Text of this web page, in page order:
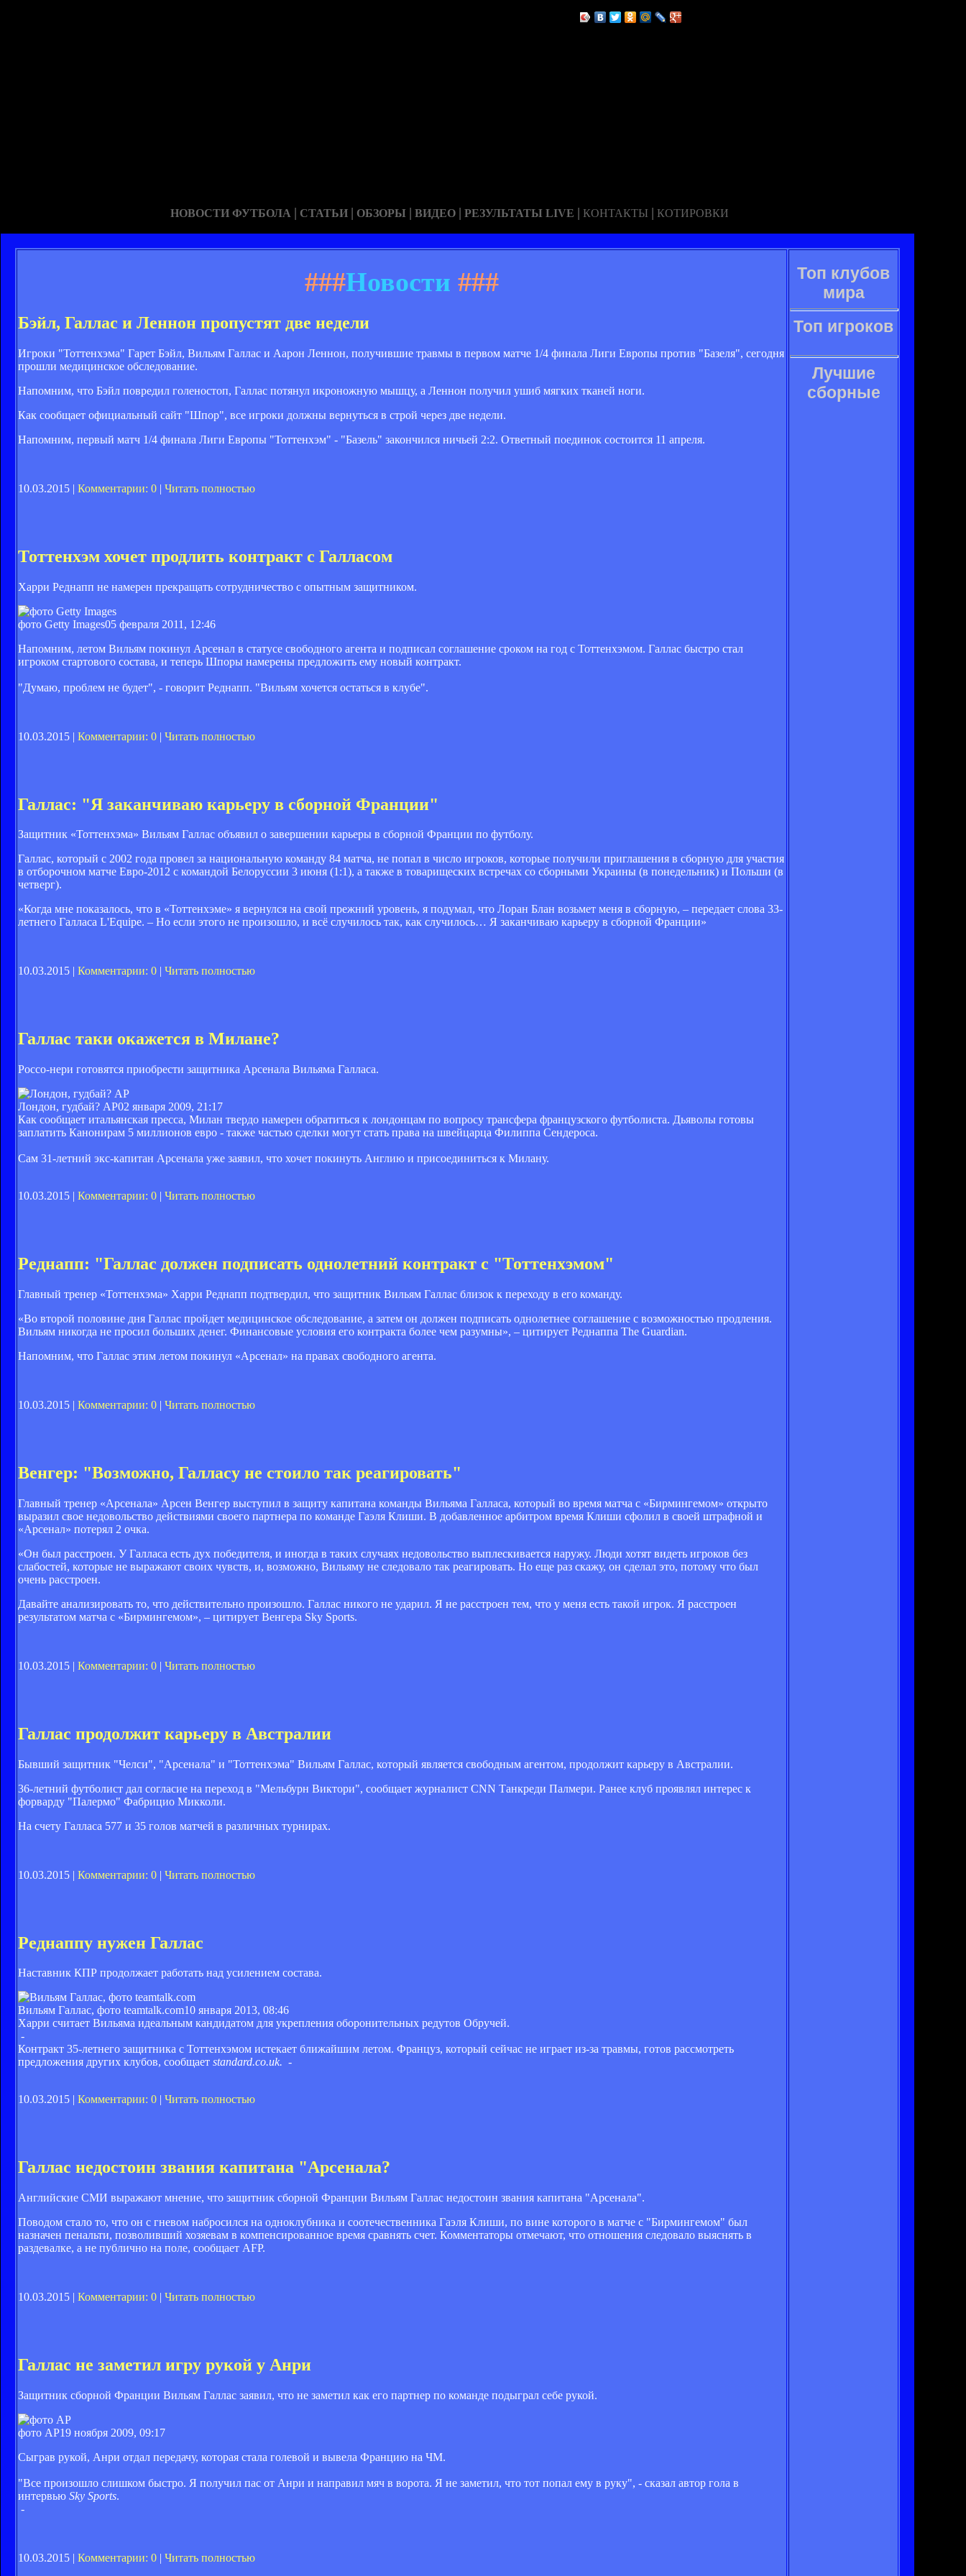
НОВОСТИ ФУТБОЛА | СТАТЬИ | ОБЗОРЫ | ВИДЕО | РЕЗУЛЬТАТЫ LIVE | КОНТАКТЫ | КОТИРОВКИ
###Новости ###
Бэйл, Галлас и Леннон пропустят две недели
Игроки "Тоттенхэма" Гарет Бэйл, Вильям Галлас и Аарон Леннон, получившие травмы в первом матче 1/4 финала Лиги Европы против "Базеля", сегодня
прошли медицинское обследование.
Напомним, что Бэйл повредил голеностоп, Галлас потянул икроножную мышцу, а Леннон получил ушиб мягких тканей ноги.
Как сообщает официальный сайт "Шпор", все игроки должны вернуться в строй через две недели.
Напомним, первый матч 1/4 финала Лиги Европы "Тоттенхэм" - "Базель" закончился ничьей 2:2. Ответный поединок состоится 11 апреля.
10.03.2015 | Комментарии: 0 | Читать полностью
Тоттенхэм хочет продлить контракт с Галласом
Харри Реднапп не намерен прекращать сотрудничество с опытным защитником.
фото Getty Images05 февраля 2011, 12:46
Напомним, летом Вильям покинул Арсенал в статусе свободного агента и подписал соглашение сроком на год с Тоттенхэмом. Галлас быстро стал
игроком стартового состава, и теперь Шпоры намерены предложить ему новый контракт.
"Думаю, проблем не будет", - говорит Реднапп. "Вильям хочется остаться в клубе".
10.03.2015 | Комментарии: 0 | Читать полностью
Галлас: "Я заканчиваю карьеру в сборной Франции"
Защитник «Тоттенхэма» Вильям Галлас объявил о завершении карьеры в сборной Франции по футболу.
Галлас, который с 2002 года провел за национальную команду 84 матча, не попал в число игроков, которые получили приглашения в сборную для участия
в отборочном матче Евро-2012 с командой Белоруссии 3 июня (1:1), а также в товарищеских встречах со сборными Украины (в понедельник) и Польши (в
четверг).
«Когда мне показалось, что в «Тоттенхэме» я вернулся на свой прежний уровень, я подумал, что Лоран Блан возьмет меня в сборную, – передает слова 33-
летнего Галласа L'Equipe. – Но если этого не произошло, и всё случилось так, как случилось… Я заканчиваю карьеру в сборной Франции»
10.03.2015 | Комментарии: 0 | Читать полностью
Галлас таки окажется в Милане?
Россо-нери готовятся приобрести защитника Арсенала Вильяма Галласа.
Лондон, гудбай? АР02 января 2009, 21:17
Как сообщает итальянская пресса, Милан твердо намерен обратиться к лондонцам по вопросу трансфера французского футболиста. Дьяволы готовы
заплатить Канонирам 5 миллионов евро - также частью сделки могут стать права на швейцарца Филиппа Сендероса.
Сам 31-летний экс-капитан Арсенала уже заявил, что хочет покинуть Англию и присоединиться к Милану.
10.03.2015 | Комментарии: 0 | Читать полностью
Реднапп: "Галлас должен подписать однолетний контракт с "Тоттенхэмом"
Главный тренер «Тоттенхэма» Харри Реднапп подтвердил, что защитник Вильям Галлас близок к переходу в его команду.
«Во второй половине дня Галлас пройдет медицинское обследование, а затем он должен подписать однолетнее соглашение с возможностью продления.
Вильям никогда не просил больших денег. Финансовые условия его контракта более чем разумны», – цитирует Реднаппа The Guardian.
Напомним, что Галлас этим летом покинул «Арсенал» на правах свободного агента.
10.03.2015 | Комментарии: 0 | Читать полностью
Венгер: "Возможно, Галласу не стоило так реагировать"
Главный тренер «Арсенала» Арсен Венгер выступил в защиту капитана команды Вильяма Галласа, который во время матча с «Бирмингемом» открыто
выразил свое недовольство действиями своего партнера по команде Гаэля Клиши. В добавленное арбитром время Клиши сфолил в своей штрафной и
«Арсенал» потерял 2 очка.
«Он был расстроен. У Галласа есть дух победителя, и иногда в таких случаях недовольство выплескивается наружу. Люди хотят видеть игроков без
слабостей, которые не выражают своих чувств, и, возможно, Вильяму не следовало так реагировать. Но еще раз скажу, он сделал это, потому что был
очень расстроен.
Давайте анализировать то, что действительно произошло. Галлас никого не ударил. Я не расстроен тем, что у меня есть такой игрок. Я расстроен
результатом матча с «Бирмингемом», – цитирует Венгера Sky Sports.
10.03.2015 | Комментарии: 0 | Читать полностью
Галлас продолжит карьеру в Австралии
Бывший защитник "Челси", "Арсенала" и "Тоттенхэма" Вильям Галлас, который является свободным агентом, продолжит карьеру в Австралии.
36-летний футболист дал согласие на переход в "Мельбурн Виктори", сообщает журналист CNN Танкреди Палмери. Ранее клуб проявлял интерес к
форварду "Палермо" Фабрицио Микколи.
На счету Галласа 577 и 35 голов матчей в различных турнирах.
10.03.2015 | Комментарии: 0 | Читать полностью
Реднаппу нужен Галлас
Наставник КПР продолжает работать над усилением состава.
Вильям Галлас, фото teamtalk.com10 января 2013, 08:46
Харри считает Вильяма идеальным кандидатом для укрепления оборонительных редутов Обручей.
-
Контракт 35-летнего защитника с Тоттенхэмом истекает ближайшим летом. Француз, который сейчас не играет из-за травмы, готов рассмотреть
предложения других клубов, сообщает standard.co.uk. -
10.03.2015 | Комментарии: 0 Читать полностью
Галлас недостоин звания капитана "Арсенала?
Английские СМИ выражают мнение, что защитник сборной Франции Вильям Галлас недостоин звания капитана "Арсенала".
Поводом стало то, что он с гневом набросился на одноклубника и соотечественника Гаэля Клиши, по вине которого в матче с "Бирмингемом" был
назначен пенальти, позволивший хозяевам в компенсированное время сравнять счет. Комментаторы отмечают, что отношения следовало выяснять в
раздевалке, а не публично на поле, сообщает AFP.
10.03.2015 | Комментарии: 0 | Читать полностью
Галлас не заметил игру рукой у Анри
Защитник сборной Франции Вильям Галлас заявил, что не заметил как его партнер по команде подыграл себе рукой.
фото AP19 ноября 2009, 09:17
Сыграв рукой, Анри отдал передачу, которая стала голевой и вывела Францию на ЧМ.
"Все произошло слишком быстро. Я получил пас от Анри и направил мяч в ворота. Я не заметил, что тот попал ему в руку", - сказал автор гола в
интервью Sky Sports.
-
10.03.2015 | Комментарии: 0 | Читать полностью
Топ клубов
мира
Топ игроков
Лучшие
сборные